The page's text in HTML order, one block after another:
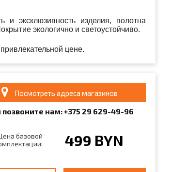
и эксклюзивность изделия, полотна
экологично и светоустойчиво.
цене.
Посмотреть адреса магазинов
позвоните нам: +375 29 629-49-96
базовой
499 BYN